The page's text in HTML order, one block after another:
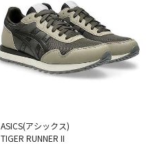
ASICS(アシックス)
TIGER RUNNER II